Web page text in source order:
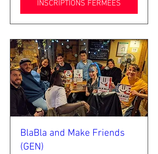
INSCRIPTIONS FERMÉES
BlaBla and Make Friends
(GEN)